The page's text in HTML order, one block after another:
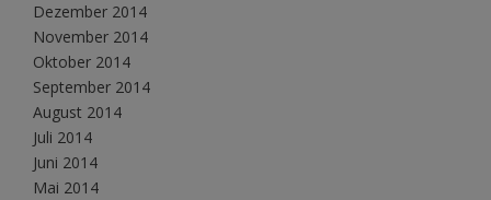
Dezember 2014
November 2014
Oktober 2014
September 2014
August 2014
Juli 2014
Juni 2014
Mai 2014